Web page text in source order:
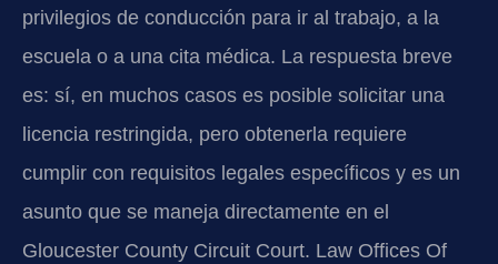
privilegios de conducción para ir al trabajo, a la
escuela o a una cita médica. La respuesta breve
es: sí, en muchos casos es posible solicitar una
licencia restringida, pero obtenerla requiere
cumplir con requisitos legales específicos y es un
asunto que se maneja directamente en el
Gloucester County Circuit Court. Law Offices Of